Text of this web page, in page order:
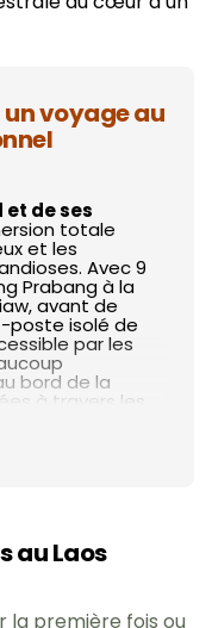
voyage au
de ses
totale
et les
Avec 9
Prabang à la
avant de
poste isolé de
par les
bord de la
à travers les
par
de
des rives
au Laos
la première fois ou